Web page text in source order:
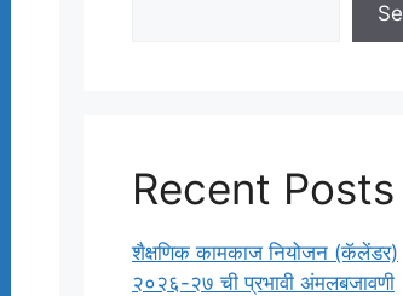
Recent Posts
शैक्षणिक कामकाज नियोजन (कॅलेंडर)
२०२६-२७ ची प्रभावी अंमलबजावणी